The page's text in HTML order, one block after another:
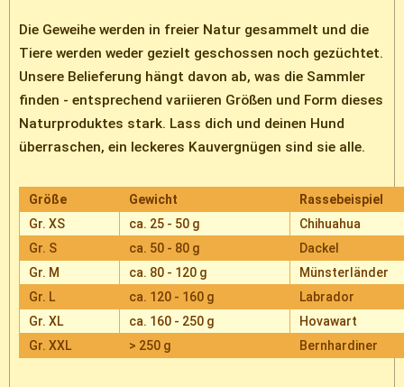
Die Geweihe werden in freier Natur gesammelt und die
Tiere werden weder gezielt geschossen noch gezüchtet.
Unsere Belieferung hängt davon ab, was die Sammler
finden - entsprechend variieren Größen und Form dieses
Naturproduktes stark. Lass dich und deinen Hund
überraschen, ein leckeres Kauvergnügen sind sie alle.
Größe Gewicht
Rassebeispiel
Gr. XS
ca. 25 - 50 g
Chihuahua
Gr. S
ca. 50 - 80 g
Dackel
Gr. M
ca. 80 - 120 g
Münsterländer
Gr. L
ca. 120 - 160 g
Labrador
Gr. XL
ca. 160 - 250 g
Hovawart
Gr. XXL
> 250 g Bernhardiner